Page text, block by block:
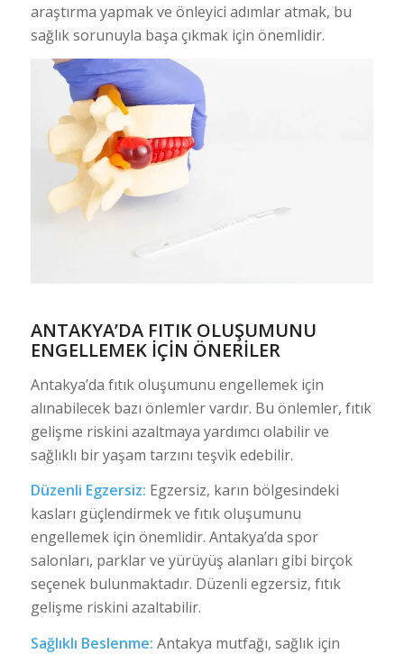
araştırma yapmak ve önleyici adımlar atmak, bu
sağlık sorunuyla başa çıkmak için önemlidir.
ANTAKYA’DA FITIK OLUŞUMUNU
ENGELLEMEK İÇIN ÖNERILER
Antakya’da fıtık oluşumunu engellemek için
alınabilecek bazı önlemler vardır. Bu önlemler, fıtık
gelişme riskini azaltmaya yardımcı olabilir ve
sağlıklı bir yaşam tarzını teşvik edebilir.
Düzenli Egzersiz: Egzersiz, karın bölgesindeki
kasları güçlendirmek ve fıtık oluşumunu
engellemek için önemlidir. Antakya’da spor
salonları, parklar ve yürüyüş alanları gibi birçok
seçenek bulunmaktadır. Düzenli egzersiz, fıtık
gelişme riskini azaltabilir.
Sağlıklı Beslenme: Antakya mutfağı, sağlık için